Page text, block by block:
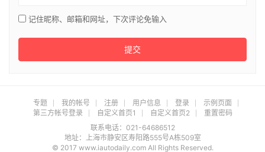
记住昵称、邮箱和网址，下次评论免输入
提交
专题 我的帐号 注册 用户信息 登录
示例页面
第三方帐号登录
自定义首页1 自定义首页2
重置密码
联系电话：021-64686512
地址：上海市静安区寿阳路555号A栋509室
© 2017 www.iautodaily.com All Rights Reserved.